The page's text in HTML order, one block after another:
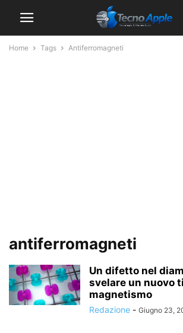
Home Tags Antiferromagneti
antiferromagneti
Un difetto nel
svelare un nuovo
magnetismo
Redazione - Giugno 23,